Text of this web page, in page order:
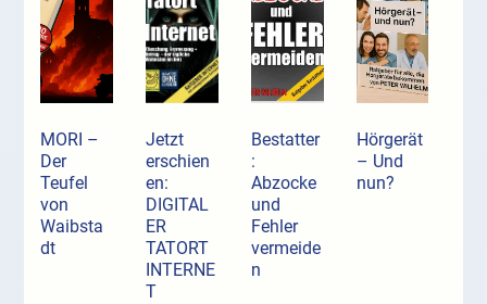
MORI –
Der
Teufel
von
Waibsta
dt
Jetzt
erschien
en:
DIGITAL
ER
TATORT
INTERNE
T
Bestatter
:
Abzocke
und
Fehler
vermeide
n
Hörgerät
– Und
nun?